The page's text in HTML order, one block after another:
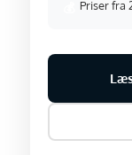
Priser fra